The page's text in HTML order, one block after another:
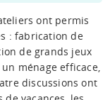
ont permis
: fabrication de
de grands jeux
ménage efficace,
discussions ont